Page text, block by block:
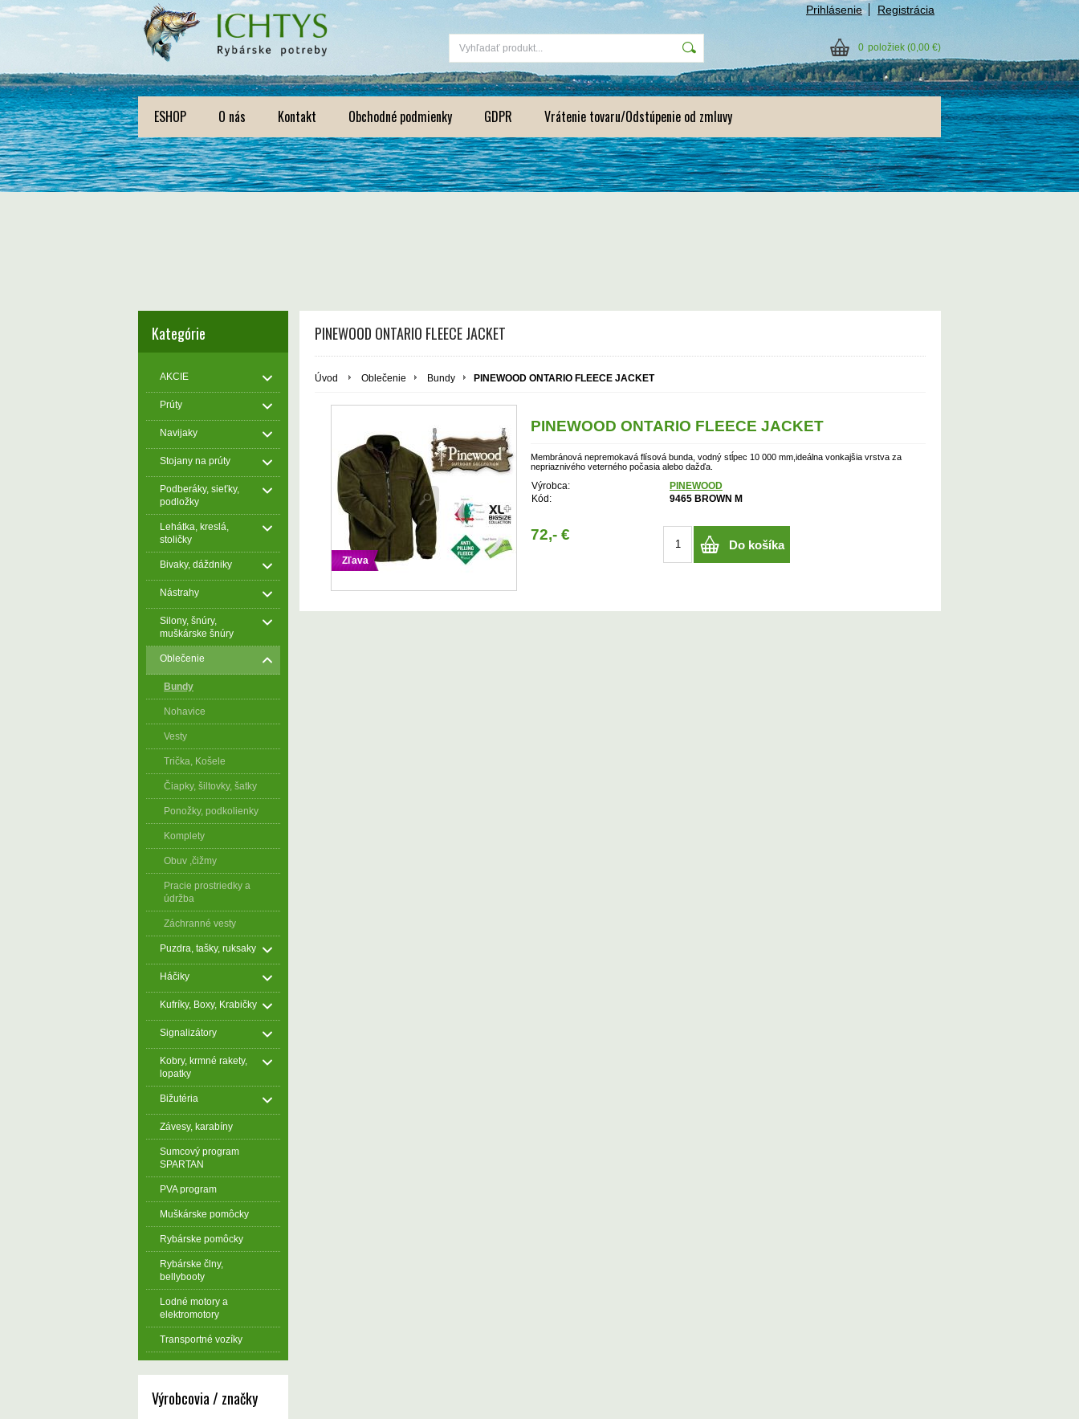
Prihlásenie Registrácia
0 položiek (0,00 €)
ESHOP O nás Kontakt Obchodné podmienky GDPR Vrátenie tovaru/Odstúpenie od zmluvy
Kategórie
AKCIE
Prúty
Navijaky
Stojany na prúty
Podberáky, sieťky,
podložky
Lehátka, kreslá,
stoličky
Bivaky, dáždniky
Nástrahy
Silony, šnúry,
muškárske šnúry
Oblečenie
Bundy
Nohavice
Vesty
Trička, Košele
Čiapky, šiltovky, šatky
Ponožky, podkolienky
Komplety
Obuv ,čižmy
Pracie prostriedky a
údržba
Záchranné vesty
Puzdra, tašky, ruksaky
Háčiky
Kufríky, Boxy, Krabičky
Signalizátory
Kobry, krmné rakety,
lopatky
Bižutéria
Závesy, karabíny
Sumcový program
SPARTAN
PVA program
Muškárske pomôcky
Rybárske pomôcky
Rybárske člny,
bellybooty
Lodné motory a
elektromotory
Transportné vozíky
Výrobcovia / značky
PINEWOOD ONTARIO FLEECE JACKET
Úvod Oblečenie Bundy PINEWOOD ONTARIO FLEECE JACKET
Zľava
PINEWOOD ONTARIO FLEECE JACKET
Membránová nepremokavá flísová bunda, vodný stĺpec 10 000 mm,ideálna vonkajšia vrstva za
nepriaznivého veterného počasia alebo dažďa.
Výrobca:
PINEWOOD
Kód:
9465 BROWN M
72,- €
Do košíka